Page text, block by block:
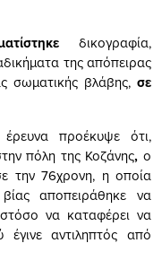
δικογραφία,
της απόπειρας
σωματικής βλάβης, σε
προέκυψε ότι,
πόλη της Κοζάνης, ο
την 76χρονη, η οποία
αποπειράθηκε να
να καταφέρει να
αντιληπτός από